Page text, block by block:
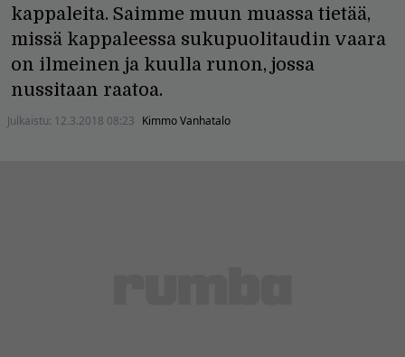
kappaleita. Saimme muun muassa tietää,
missä kappaleessa sukupuolitaudin vaara
on ilmeinen ja kuulla runon, jossa
nussitaan raatoa.
Julkaistu: 12.3.2018 08:23 Kimmo Vanhatalo